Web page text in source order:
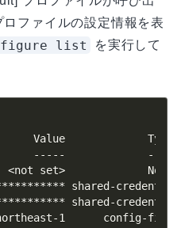
ファイルの設定情報を表
list
を実行して
Value             Type
-----             ----
<not set>             None
shared-
shared-
1      config-